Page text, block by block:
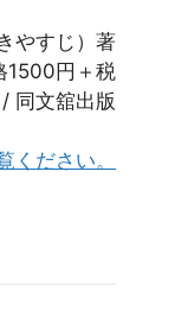
やすじ）著
1500円＋税
文舘出版
ください。